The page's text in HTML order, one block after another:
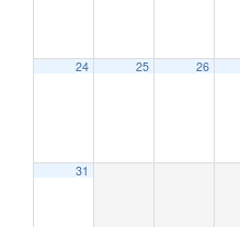
24 25 26
31
2:00 AM